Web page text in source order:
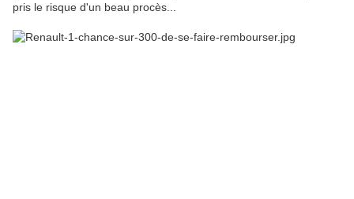
pris le risque d'un beau procès...